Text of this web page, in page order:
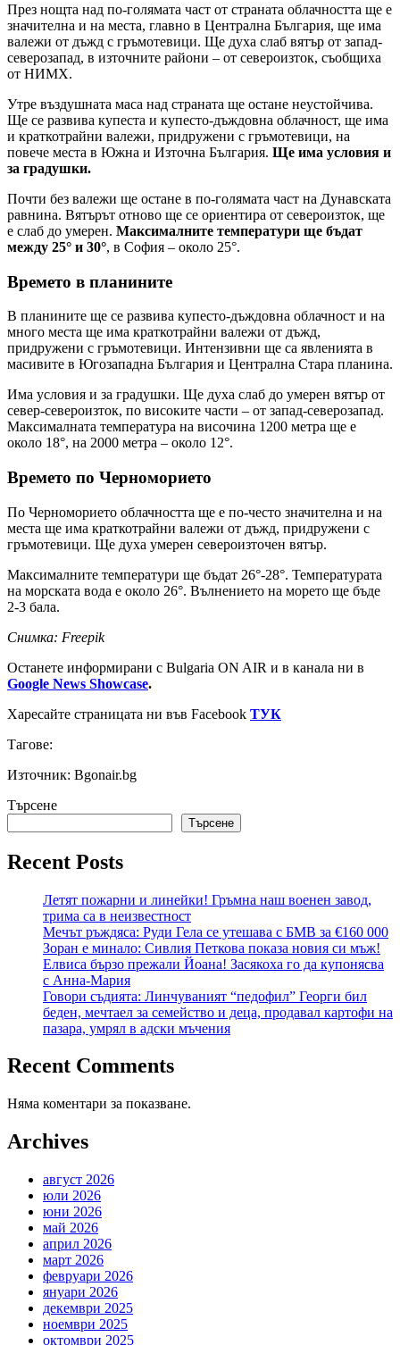
През нощта над по-голямата част от страната облачността ще е
значителна и на места, главно в Централна България, ще има
валежи от дъжд с гръмотевици. Ще духа слаб вятър от запад-
северозапад, в източните райони – от североизток, съoбщихa
oт НИМХ.
Утре въздушната маса над страната ще остане неустойчива.
Ще се развива купеста и купесто-дъждовна облачност, ще има
и краткотрайни валежи, придружени с гръмотевици, на
повече места в Южна и Източна България. Ще има условия и
за градушки.
Почти без валежи ще остане в по-голямата част на Дунавската
равнина. Вятърът отново ще се ориентира от североизток, ще
е слаб до умерен. Максималните температури ще бъдат
между 25° и 30°, в София – около 25°.
Времето в планините
В планините ще се развива купесто-дъждовна облачност и на
много места ще има краткотрайни валежи от дъжд,
придружени с гръмотевици. Интензивни ще са явленията в
масивите в Югозападна България и Централна Стара планина.
Има условия и за градушки. Ще духа слаб до умерен вятър от
север-североизток, по високите части – от запад-северозапад.
Максималната температура на височина 1200 метра ще е
около 18°, на 2000 метра – около 12°.
Времето по Черноморието
По Черноморието облачността ще е по-често значителна и на
места ще има краткотрайни валежи от дъжд, придружени с
гръмотевици. Ще духа умерен североизточен вятър.
Максималните температури ще бъдат 26°-28°. Температурата
на морската вода е около 26°. Вълнението на морето ще бъде
2-3 бала.
Снимка: Freepik
Останете информирани с Bulgaria ON AIR и в канала ни в
Google News Showcase.
Харесайте страницата ни във Facebook ТУК
Тагове:
Източник: Bgonair.bg
Търсене
Търсене
Recent Posts
Летят пожарни и линейки! Гръмна наш военен завод,
трима са в неизвестност
Мечът ръждяса: Руди Гела се утешава с БМВ за €160 000
Зоран е минало: Сивлия Петкова показа новия си мъж!
Елвиса бързо прежали Йоана! Засякоха го да купонясва
с Анна-Мария
Говори съдията: Линчуваният “педофил” Георги бил
беден, мечтаел за семейство и деца, продавал картофи на
пазара, умрял в адски мъчения
Recent Comments
Няма коментари за показване.
Archives
август 2026
юли 2026
юни 2026
май 2026
април 2026
март 2026
февруари 2026
януари 2026
декември 2025
ноември 2025
октомври 2025